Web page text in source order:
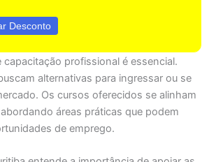
Desconto
capacitação profissional é essencial.
alternativas para ingressar ou se
Os cursos oferecidos se alinham
áreas práticas que podem
de emprego.